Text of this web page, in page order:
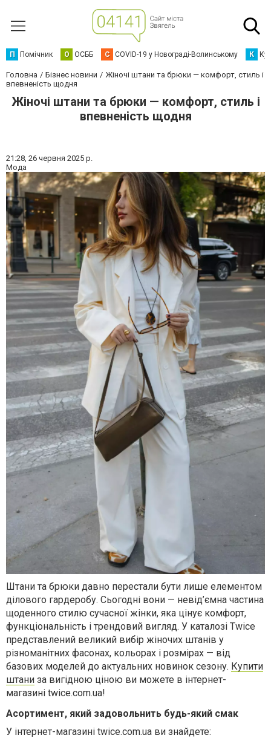
П Помічник О ОСББ C COVID-19 у Новограді-Волинському К
Головна Бізнес новини
Жіночі штани та брюки — комфорт, стиль і
впевненість щодня
Жіночі штани та брюки — комфорт, стиль і
впевненість щодня
21:28, 26 червня 2025 р.
Мода
Штани та брюки давно перестали бути лише елементом
ділового гардеробу. Сьогодні вони — невід’ємна частина
щоденного стилю сучасної жінки, яка цінує комфорт,
функціональність і трендовий вигляд. У каталозі Twice
представлений великий вибір жіночих штанів у
різноманітних фасонах, кольорах і розмірах — від
базових моделей до актуальних новинок сезону. Купити
штани за вигідною ціною ви можете в інтернет-
магазині twice.com.ua!
Асортимент, який задовольнить будь-який смак
У інтернет-магазині twice.com.ua ви знайдете: